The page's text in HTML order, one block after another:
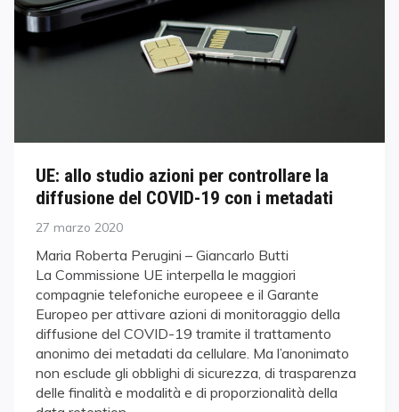
UE: allo studio azioni per controllare la
diffusione del COVID-19 con i metadati
Posted
27 marzo 2020
Maria Roberta Perugini – Giancarlo Butti
La Commissione UE interpella le maggiori
compagnie telefoniche europeee e il Garante
Europeo per attivare azioni di monitoraggio della
diffusione del COVID-19 tramite il trattamento
anonimo dei metadati da cellulare. Ma l’anonimato
non esclude gli obblighi di sicurezza, di trasparenza
delle finalità e modalità e di proporzionalità della